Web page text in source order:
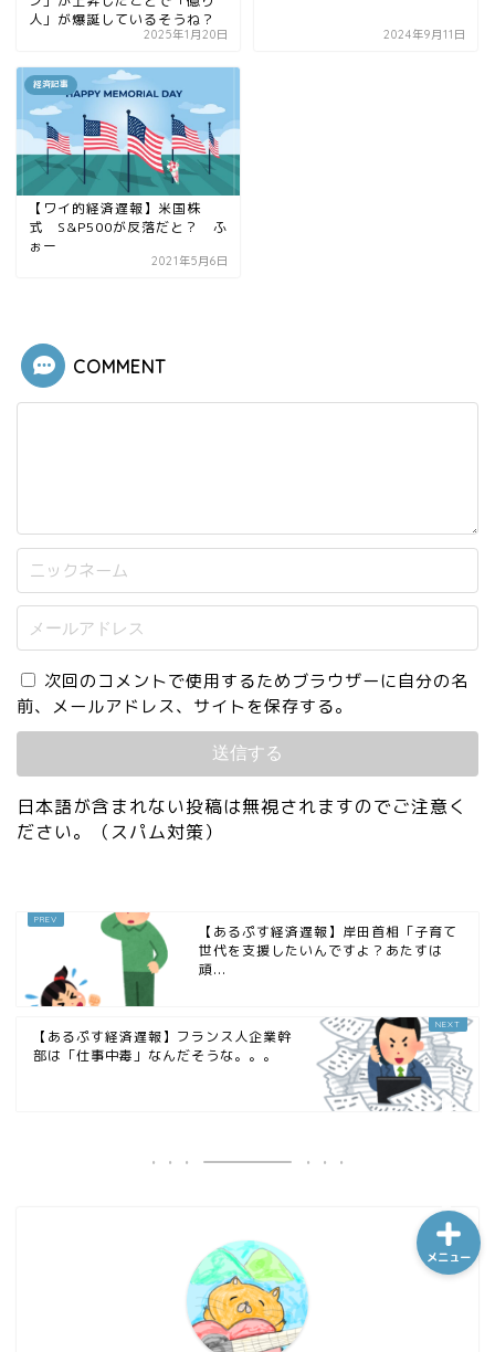
人」が爆誕しているそうね？
2025年1月20日 2024年9月11日
経済記事
【ワイ的経済遅報】米国株
式 S&P500が反落だと？ ふ
ぉー
2021年5月6日
COMMENT
次回のコメントで使用するためブラウザーに自分の名
前、メールアドレス、サイトを保存する。
日本語が含まれない投稿は無視されますのでご注意く
ださい。（スパム対策）
【あるぷす経済遅報】岸田首相「子育て
世代を支援したいんですよ？あたすは
頑...
【あるぷす経済遅報】フランス人企業幹
部は「仕事中毒」なんだそうな。。。
メニュー
ホーム
趣味